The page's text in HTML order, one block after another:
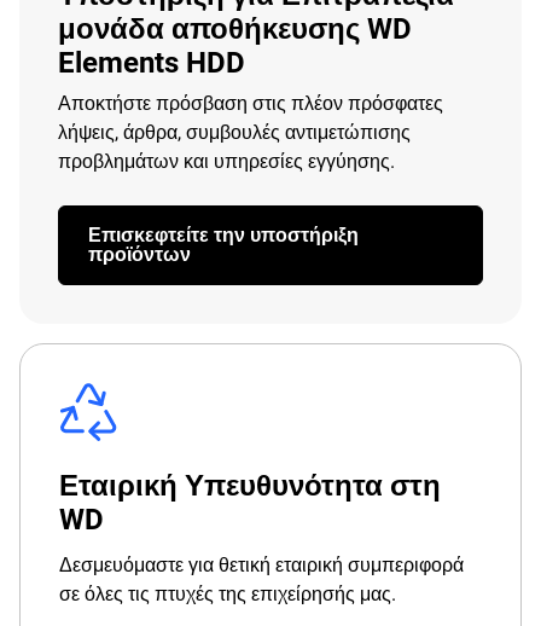
μονάδα αποθήκευσης WD
Elements HDD
Αποκτήστε πρόσβαση στις πλέον πρόσφατες
λήψεις, άρθρα, συμβουλές αντιμετώπισης
προβλημάτων και υπηρεσίες εγγύησης.
Επισκεφτείτε την υποστήριξη
προϊόντων
Εταιρική Υπευθυνότητα στη
WD
Δεσμευόμαστε για θετική εταιρική συμπεριφορά
σε όλες τις πτυχές της επιχείρησής μας.